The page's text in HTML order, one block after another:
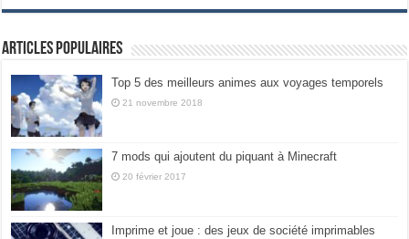
Articles populaires
Top 5 des meilleurs animes aux voyages temporels
21 novembre 2018
7 mods qui ajoutent du piquant à Minecraft
20 février 2017
Imprime et joue : des jeux de société imprimables